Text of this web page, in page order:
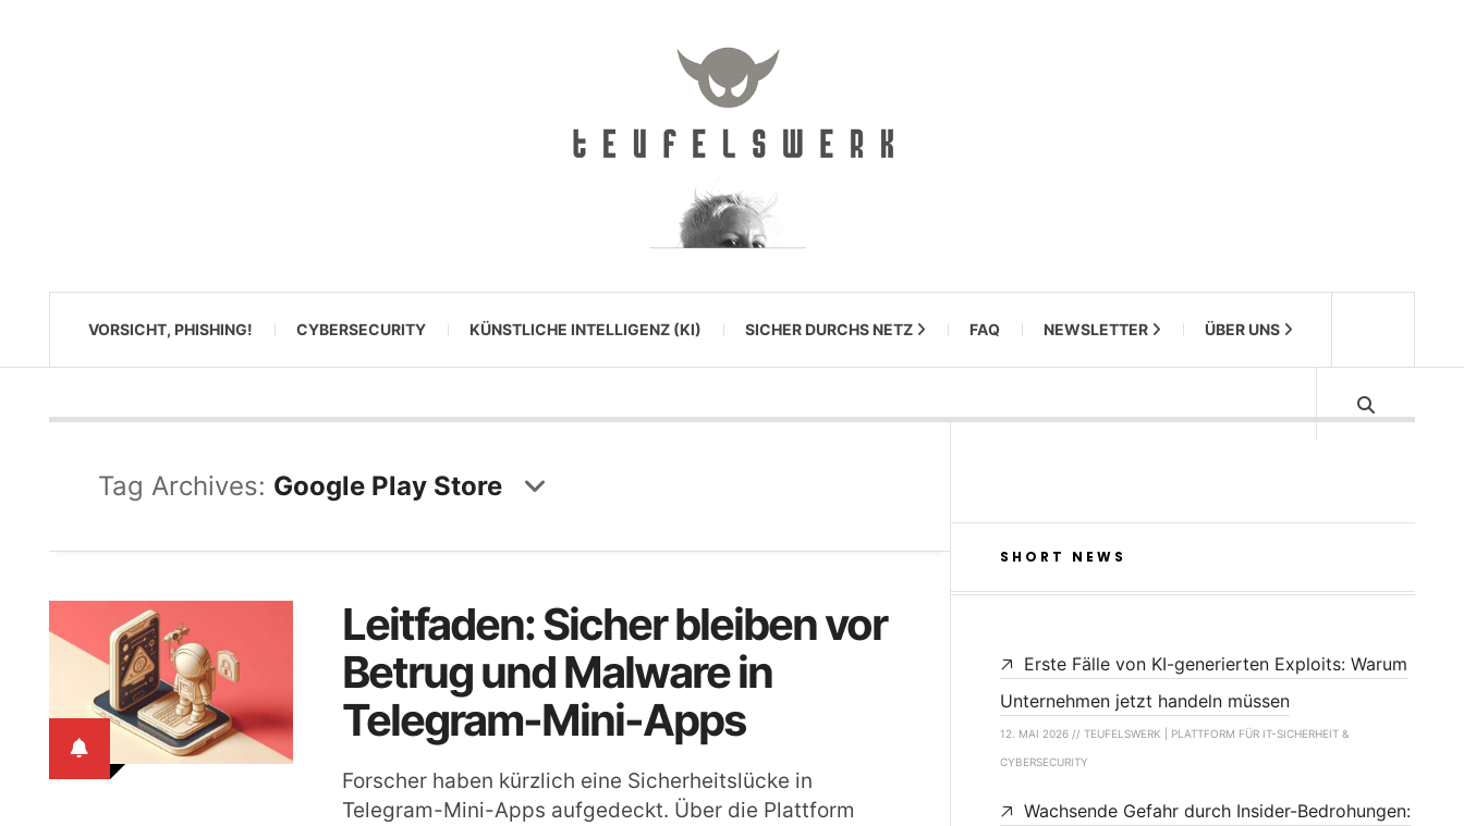
VORSICHT, PHISHING! CYBERSECURITY KÜNSTLICHE INTELLIGENZ (KI) SICHER DURCHS NETZ FAQ NEWSLETTER ÜBER UNS
Tag Archives: Google Play Store
Leitfaden: Sicher bleiben vor
Betrug und Malware in
Telegram-Mini-Apps
Forscher haben kürzlich eine Sicherheitslücke in
Telegram-Mini-Apps aufgedeckt. Über die Plattform
SHORT NEWS
Erste Fälle von KI-generierten Exploits: Warum
Unternehmen jetzt handeln müssen
12. MAI 2026 // TEUFELSWERK | PLATTFORM FÜR IT-SICHERHEIT &
CYBERSECURITY
Wachsende Gefahr durch Insider-Bedrohungen: